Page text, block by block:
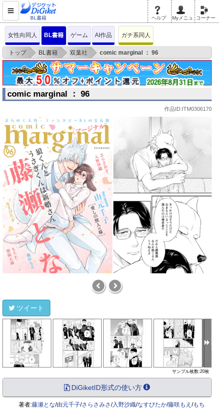
BL書籍 ヘルプ Myメニュ コーナー
女性向同人 BL書籍 ゲーム AI作品 ガチ系同人
トップ > BL書籍 > 双葉社 > comic marginal ： 96
comic marginal ： 96
作品ID:ITM0306170
ツイート
サンプル枚数:20枚
DiGiketID形式の使い方
著者:藤瀬とな/由元千子/さらさみさ/入野沙織/なすびたか/藤咲もえ /もち